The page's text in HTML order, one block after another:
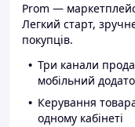
Prom —
Легкий старт,
покупців.
Три канали
мобільний
Керування
одному кабінеті